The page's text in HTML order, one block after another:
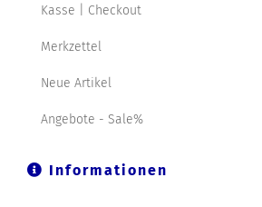
Kasse | Checkout
Merkzettel
Neue Artikel
Angebote - Sale%
Informationen